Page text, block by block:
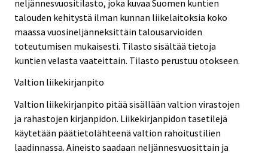
neljännesvuositilasto, joka kuvaa Suomen kuntien
talouden kehitystä ilman kunnan liikelaitoksia koko
maassa vuosineljänneksittäin talousarvioiden
toteutumisen mukaisesti. Tilasto sisältää tietoja
kuntien velasta vaateittain. Tilasto perustuu otokseen.
Valtion liikekirjanpito
Valtion liikekirjanpito pitää sisällään valtion virastojen
ja rahastojen kirjanpidon. Liikekirjanpidon tasetilejä
käytetään päätietolähteenä valtion rahoitustilien
laadinnassa. Aineisto saadaan neljännesvuosittain ja